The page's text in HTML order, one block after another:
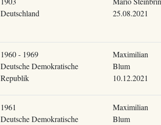
Deutschland
25.08.2021
1960 - 1969
Deutsche Demokratische
Republik
Maximilian
Blum
10.12.2021
1961
Deutsche Demokratische
Maximilian
Blum